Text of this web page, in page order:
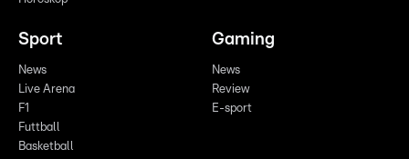
Sport
News
Live Arena
F1
Futtball
Basketball
Gaming
News
Review
E-sport